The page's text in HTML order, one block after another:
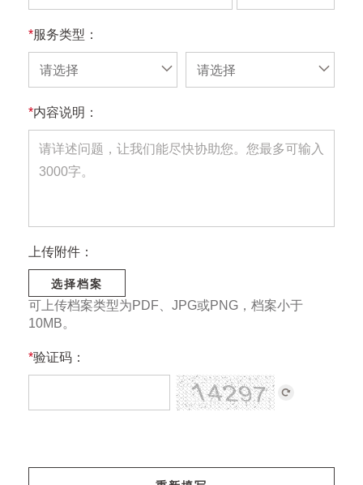
*服务类型：
请选择 请选择
*内容说明：
上传附件：
选择档案
可上传档案类型为PDF、JPG或PNG，档案小于
10MB。
*验证码：